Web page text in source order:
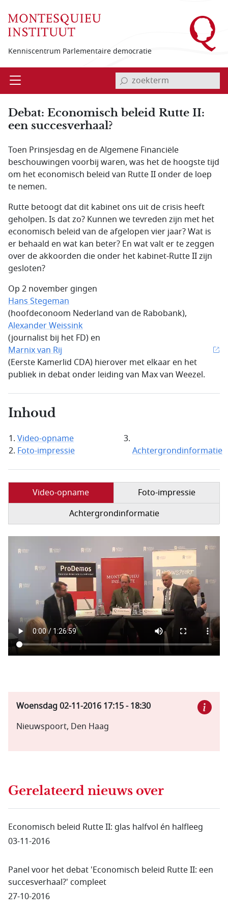
Kenniscentrum Parlementaire democratie
Open invoerveld zoekterm
Debat: Economisch beleid Rutte II:
een succesverhaal?
Toen Prinsjesdag en de Algemene Financiële
beschouwingen voorbij waren, was het de hoogste tijd
om het economisch beleid van Rutte II onder de loep
te nemen.
Rutte betoogt dat dit kabinet ons uit de crisis heeft
geholpen. Is dat zo? Kunnen we tevreden zijn met het
economisch beleid van de afgelopen vier jaar? Wat is
er behaald en wat kan beter? En wat valt er te zeggen
over de akkoorden die onder het kabinet-Rutte II zijn
gesloten?
Op 2 november gingen
Hans Stegeman
(hoofdeconoom Nederland van de Rabobank),
Alexander Weissink
(journalist bij het FD) en
Marnix van Rij
(Eerste Kamerlid CDA) hierover met elkaar en het
publiek in debat onder leiding van Max van Weezel.
Inhoud
Video-opname
Foto-impressie
Achtergrondinformatie
Video-opname
Foto-impressie
Achtergrondinformatie
Woensdag 02-11-2016 17:15-18:30
Nieuwspoort, Den Haag
Gerelateerd nieuws over
Economisch beleid Rutte II: glas halfvol én halfleeg
03-11-2016
Panel voor het debat 'Economisch beleid Rutte II: een
succesverhaal?' compleet
27-10-2016